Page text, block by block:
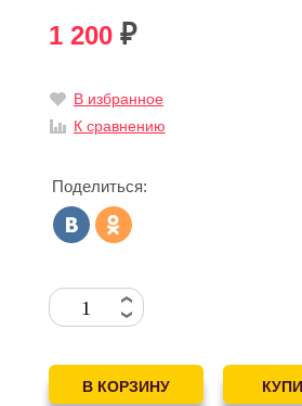
1 200 ₽
В избранное
К сравнению
Поделиться: